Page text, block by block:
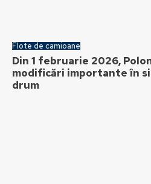
Flote de camioane
Din 1 februarie 2026,
modificări importante în
drum